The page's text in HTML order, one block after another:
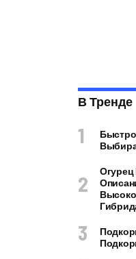
В Тренде
Огурец